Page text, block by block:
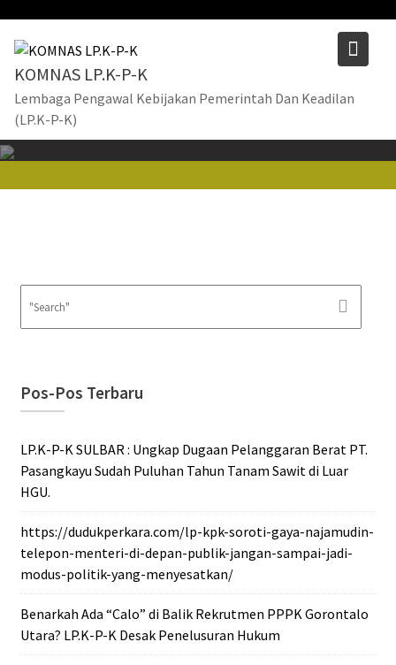
content
KOMNAS LP.K-P-K
Lembaga Pengawal Kebijakan Pemerintah Dan Keadilan
(LP.K-P-K)
Pos-Pos Terbaru
LP.K-P-K SULBAR : Ungkap Dugaan Pelanggaran Berat PT.
Pasangkayu Sudah Puluhan Tahun Tanam Sawit di Luar
HGU.
https://dudukperkara.com/lp-kpk-soroti-gaya-najamudin-
telepon-menteri-di-depan-publik-jangan-sampai-jadi-
modus-politik-yang-menyesatkan/
Benarkah Ada “Calo” di Balik Rekrutmen PPPK Gorontalo
Utara? LP.K-P-K Desak Penelusuran Hukum